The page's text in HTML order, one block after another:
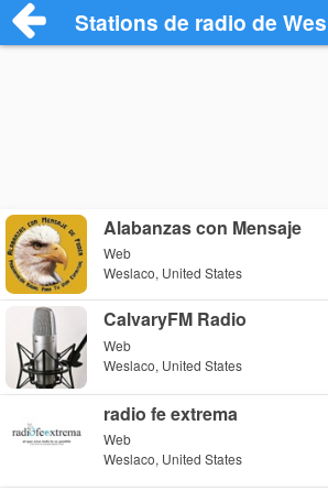
Stations de radio de
Alabanzas con Mensaje
Web
Weslaco, United States
CalvaryFM Radio
Web
Weslaco, United States
radio fe extrema
Web
Weslaco, United States